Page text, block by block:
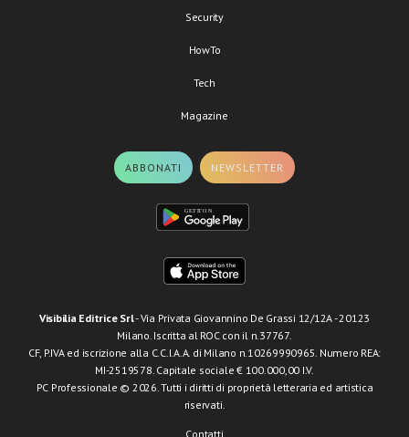
Security
HowTo
Tech
Magazine
ABBONATI NEWSLETTER
Visibilia Editrice Srl- Via Privata Giovannino De Grassi 12/12A - 20123
Milano. Iscritta al ROC con il n.37767.
CF, P.IVA ed iscrizione alla C.C.I.A.A. di Milano n.10269990965. Numero REA:
MI-2519578. Capitale sociale € 100.000,00 I.V.
PC Professionale © 2026. Tutti i diritti di proprietà letteraria ed artistica
riservati.
Contatti